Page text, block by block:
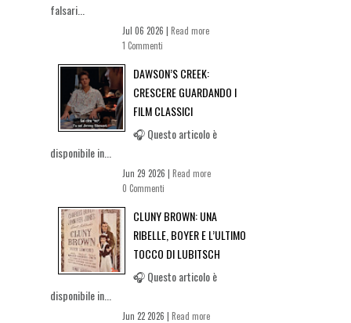
falsari...
Jul 06 2026 | Read more
1 Commenti
DAWSON’S CREEK:
CRESCERE GUARDANDO I
FILM CLASSICI
🎧 Questo articolo è
disponibile in...
Jun 29 2026 | Read more
0 Commenti
CLUNY BROWN: UNA
RIBELLE, BOYER E L’ULTIMO
TOCCO DI LUBITSCH
🎧 Questo articolo è
disponibile in...
Jun 22 2026 | Read more